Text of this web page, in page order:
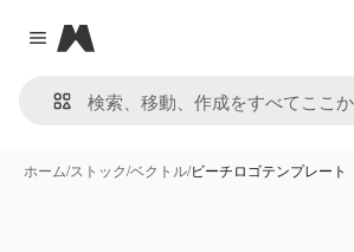
Close menu
Magnific
ホーム/ストック/ベクトル/ビーチロゴテンプレート